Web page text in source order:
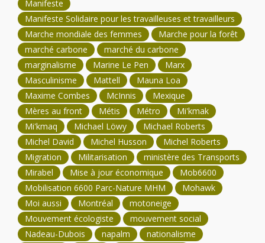
Manifeste
Manifeste Solidaire pour les travailleuses et travailleurs
Marche mondiale des femmes
Marche pour la forêt
marché carbone
marché du carbone
marginalisme
Marine Le Pen
Marx
Masculinisme
Mattell
Mauna Loa
Maxime Combes
McInnis
Mexique
Mères au front
Métis Métro
Mi'kmak
Mi'kmaq
Michael Löwy
Michael Roberts
Michel David
Michel Husson
Michel Roberts
Migration
Militarisation
ministère des Transports
Mirabel
Mise à jour économique
Mob6600
Mobilisation 6600 Parc-Nature MHM
Mohawk
Moi aussi
Montréal
motoneige
Mouvement écologiste
mouvement social
Nadeau-Dubois
napalm
nationalisme